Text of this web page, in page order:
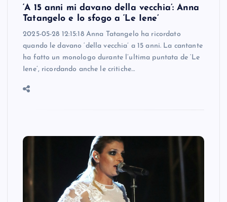
‘A 15 anni mi davano della vecchia’: Anna
Tatangelo e lo sfogo a ‘Le Iene’
2025-05-28 12:15:18 Anna Tatangelo ha ricordato
quando le davano ‘della vecchia’ a 15 anni. La cantante
ha fatto un monologo durante l’ultima puntata de ‘Le
Iene’, ricordando anche le critiche…